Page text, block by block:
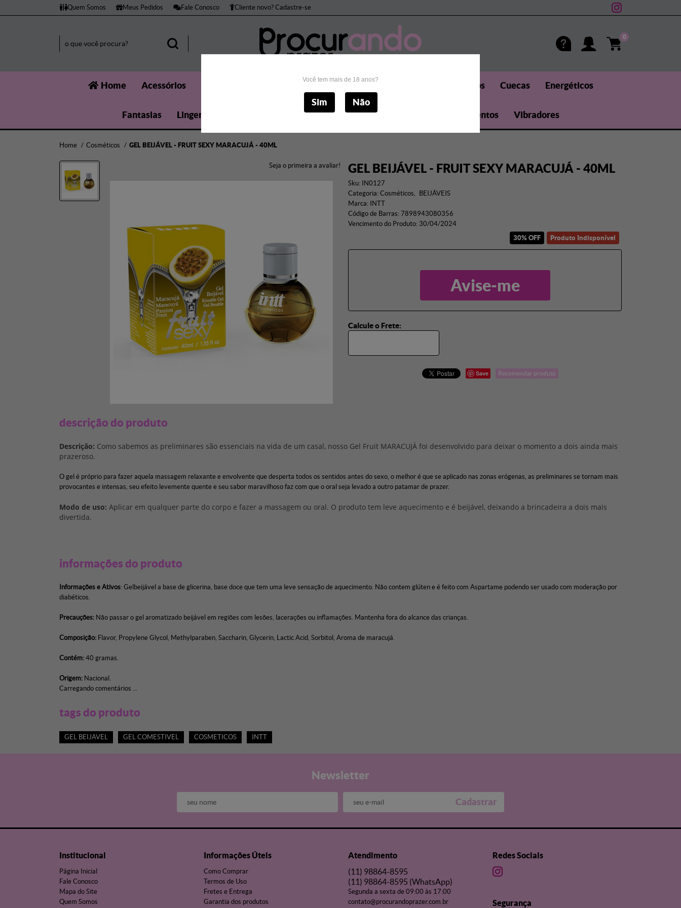
Quem Somos Meus Pedidos Fale Conosco Cliente novo? Cadastre-se
0
Home Acessórios Cosméticos Cuecas Energéticos
Fantasias Lingerie Próteses Sado Suplementos Vibradores
Home Cosméticos GEL BEIJÁVEL - FRUIT SEXY MARACUJÁ - 40ML
Seja o primeira a avaliar! GEL BEIJÁVEL - FRUIT SEXY MARACUJÁ - 40ML
Sku: IN0127
Categoria: Cosméticos
BEIJÁVEIS
Marca: INTT
Código de Barras: 7898943080356
Vencimento do Produto: 30/04/2024
30% OFF
Produto Indisponível
Avise-me
Calcule o Frete:
Save Recomendar produto
descrição do produto
Descrição: Como sabemos as preliminares são essenciais na vida de um casal, nosso Gel Fruit MARACUJÁ foi desenvolvido para deixar o momento a dois ainda mais
prazeroso.
O gel é próprio para fazer aquela massagem relaxante e envolvente que desperta todos os sentidos antes do sexo, o melhor é que se aplicado nas zonas erógenas, as preliminares se tornam mais
provocantes e intensas, seu efeito levemente quente e seu sabor maravilhoso faz com que o oral seja levado a outro patamar de prazer.
Modo de uso: Aplicar em qualquer parte do corpo e fazer a massagem ou oral. O produto tem leve aquecimento e é beijável, deixando a brincadeira a dois mais
divertida.
informações do produto
Informações e Ativos: Gelbeijável a base de glicerina, base doce que tem uma leve sensação de aquecimento. Não contem glúten e é feito com Aspartame podendo ser usado com moderação por
diabéticos.
Precauções: Não passar o gel aromatizado beijável em regiões com lesões, lacerações ou inflamações. Mantenha fora do alcance das crianças.
Composição: Flavor, Propylene Glycol, Methylparaben, Saccharin, Glycerin, Lactic Acid, Sorbitol, Aroma​ de maracujá.
Contém: 40 gramas.
Origem: Nacional.
Carregando comentários ...
tags do produto
GEL BEIJAVEL GEL COMESTIVEL COSMETICOS INTT
Newsletter
Cadastrar
Institucional
Página Inicial
Fale Conosco
Mapa do Site
Quem Somos
Informações Úteis
Como Comprar
Termos de Uso
Fretes e Entrega
Garantia dos produtos
Atendimento
(11) 98864-8595
(11) 98864-8595 (WhatsApp)
Segunda a sexta de 09:00 às 17:00
contato@procurandoprazer.com.br
Redes Sociais
Segurança
Você tem mais de 18 anos?
Sim Não